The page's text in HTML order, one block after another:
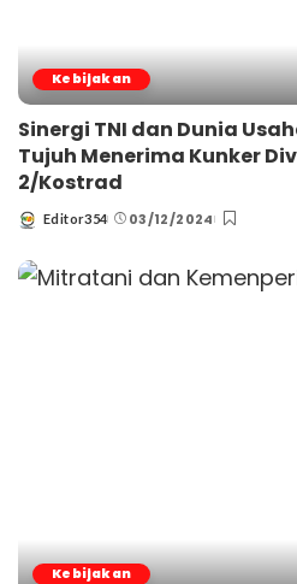
Kebijakan
Sinergi TNI dan Dunia
Tujuh Menerima Kunker
2/Kostrad
Posted
Editor354 03/12/2024
Kebijakan